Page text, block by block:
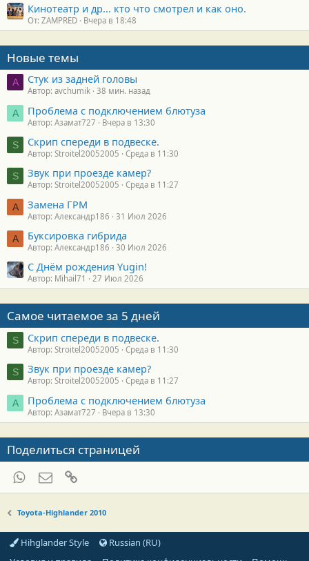
Кинотеатр и др... кто что смотрел и как оно.
От: ZAMPRED Вчера в 18:48
Новые темы
A Стук из задней головы
Автор: avchumik 38 мин. назад
А Проблема с подключением блютуза
Автор: Азамат727 Вчера в 13:30
S Скрип спереди в подвеске.
Автор: Stroitel20052005 Среда в 11:30
S Звук при проезде камер?
Автор: Stroitel20052005 Среда в 11:27
А Замена ГРМ
Автор: Александр186 31 Июл 2026
А Буксировка гибрида
Автор: Александр186 30 Июл 2026
С Днём рождения Yugin!
Автор: Mihail71 27 Июл 2026
Самое читаемое за 5 дней
S Скрип спереди в подвеске.
Автор: Stroitel20052005 Среда в 11:30
S Звук при проезде камер?
Автор: Stroitel20052005 Среда в 11:27
А Проблема с подключением блютуза
Автор: Азамат727 Вчера в 13:30
Поделиться страницей
WhatsAppЭлектронная почта
Toyota-Highlander 2010
Hihglander Style
Russian (RU)